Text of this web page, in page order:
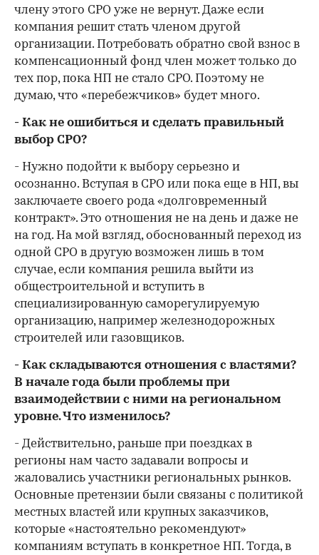
члену этого СРО уже не вернут. Даже если
компания решит стать членом другой
организации. Потребовать обратно свой взнос в
компенсационный фонд член может только до
тех пор, пока НП не стало СРО. Поэтому не
думаю, что «перебежчиков» будет много.
- Как не ошибиться и сделать правильный
выбор СРО?
- Нужно подойти к выбору серьезно и
осознанно. Вступая в СРО или пока еще в НП, вы
заключаете своего рода «долговременный
контракт». Это отношения не на день и даже не
на год. На мой взгляд, обоснованный переход из
одной СРО в другую возможен лишь в том
случае, если компания решила выйти из
общестроительной и вступить в
специализированную саморегулируемую
организацию, например железнодорожных
строителей или газовщиков.
- Как складываются отношения с властями?
В начале года были проблемы при
взаимодействии с ними на региональном
уровне. Что изменилось?
- Действительно, раньше при поездках в
регионы нам часто задавали вопросы и
жаловались участники региональных рынков.
Основные претензии были связаны с политикой
местных властей или крупных заказчиков,
которые «настоятельно рекомендуют»
компаниям вступать в конкретное НП. Тогда, в